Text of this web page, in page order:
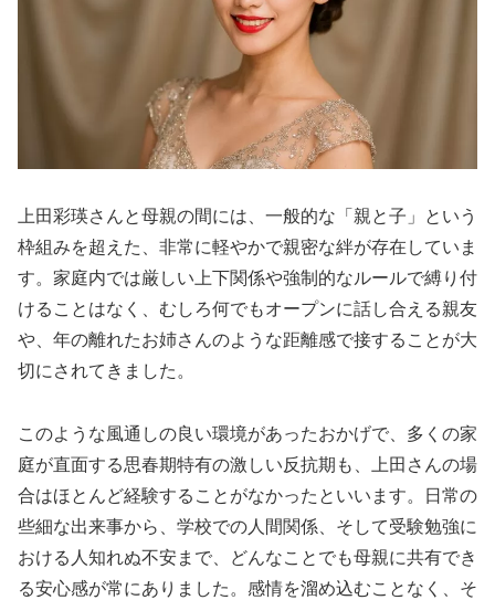
上田彩瑛さんと母親の間には、一般的な「親と子」という
枠組みを超えた、非常に軽やかで親密な絆が存在していま
す。家庭内では厳しい上下関係や強制的なルールで縛り付
けることはなく、むしろ何でもオープンに話し合える親友
や、年の離れたお姉さんのような距離感で接することが大
切にされてきました。
このような風通しの良い環境があったおかげで、多くの家
庭が直面する思春期特有の激しい反抗期も、上田さんの場
合はほとんど経験することがなかったといいます。日常の
些細な出来事から、学校での人間関係、そして受験勉強に
おける人知れぬ不安まで、どんなことでも母親に共有でき
る安心感が常にありました。感情を溜め込むことなく、そ